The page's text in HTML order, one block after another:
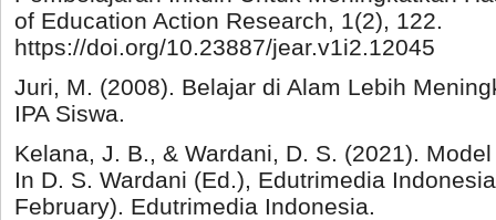
of Education Action Research, 1(2), 122.
https://doi.org/10.23887/jear.v1i2.12045
Juri, M. (2008). Belajar di Alam Lebih
IPA Siswa.
Kelana, J. B., & Wardani, D. S. (2021).
In D. S. Wardani (Ed.), Edutrimedia
February). Edutrimedia Indonesia.